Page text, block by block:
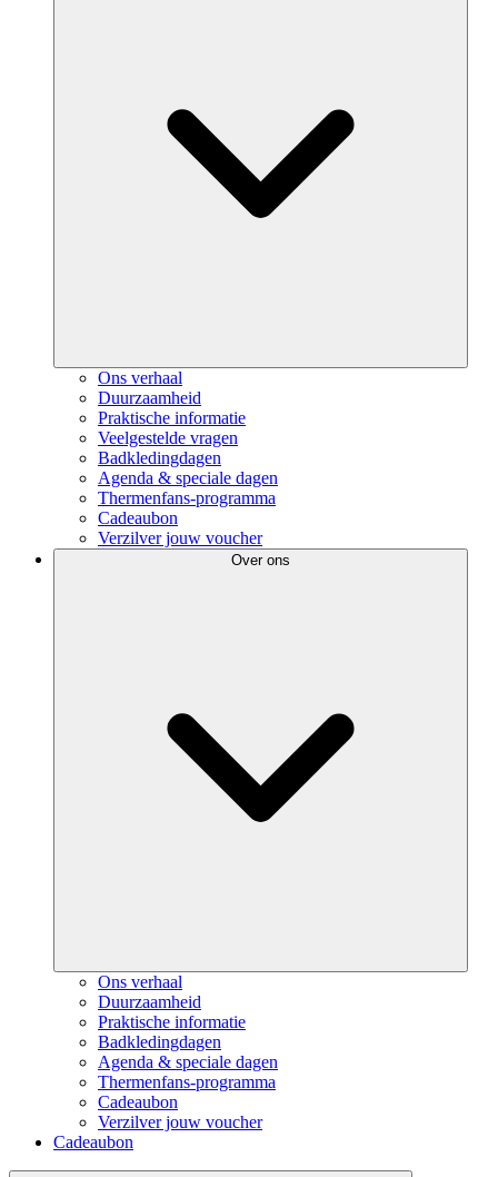
Ons verhaal
Duurzaamheid
Praktische informatie
Veelgestelde vragen
Badkledingdagen
Agenda & speciale dagen
Thermenfans-programma
Cadeaubon
Verzilver jouw voucher
Over ons
Ons verhaal
Duurzaamheid
Praktische informatie
Badkledingdagen
Agenda & speciale dagen
Thermenfans-programma
Cadeaubon
Verzilver jouw voucher
Cadeaubon